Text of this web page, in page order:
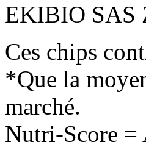
EKIBIO SAS
Ces chips
*Que la
marché.
Nutri-Score =